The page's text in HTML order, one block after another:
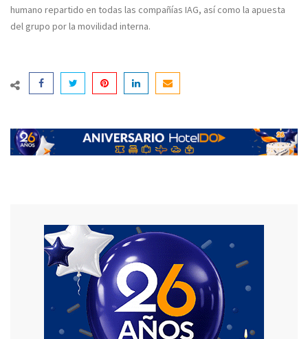
humano repartido en todas las compañías IAG, así como la apuesta
del grupo por la movilidad interna.